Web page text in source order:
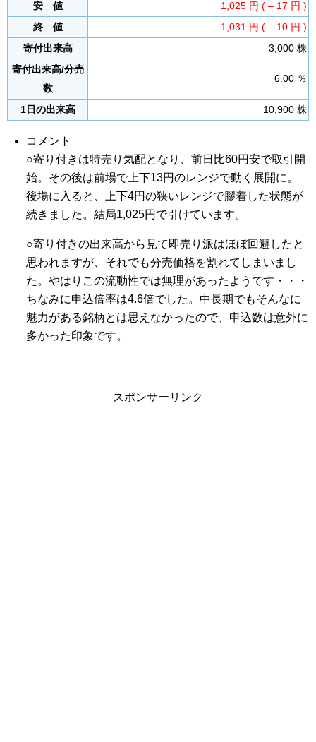
安 値
1,025 円 ( – 17 円 )
終 値
1,031 円 ( – 10 円 )
寄付出来高
3,000 株
寄付出来高/分売
数
6.00 ％
1日の出来高 10,900 株
コメント
○寄り付きは特売り気配となり、前日比60円安で取引開
始。その後は前場で上下13円のレンジで動く展開に。
後場に入ると、上下4円の狭いレンジで膠着した状態が
続きました。結局1,025円で引けています。
○寄り付きの出来高から見て即売り派はほぼ回避したと
思われますが、それでも分売価格を割れてしまいまし
た。やはりこの流動性では無理があったようです・・・
ちなみに申込倍率は4.6倍でした。中長期でもそんなに
魅力がある銘柄とは思えなかったので、申込数は意外に
多かった印象です。
スポンサーリンク